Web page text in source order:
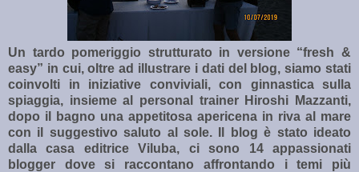
Un tardo pomeriggio strutturato in versione “fresh &
easy” in cui, oltre ad illustrare i dati del blog, siamo stati
coinvolti in iniziative conviviali, con ginnastica sulla
spiaggia, insieme al personal trainer Hiroshi Mazzanti,
dopo il bagno una appetitosa apericena in riva al mare
con il suggestivo saluto al sole. Il blog è stato ideato
dalla casa editrice Viluba, ci sono 14 appassionati
blogger dove si raccontano affrontando i temi più